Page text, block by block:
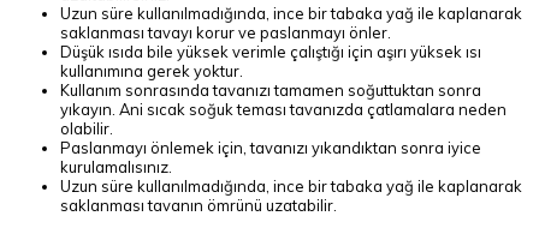
Uzun süre kullanılmadığında, ince bir tabaka yağ ile kaplanarak
saklanması tavayı korur ve paslanmayı önler.
Düşük ısıda bile yüksek verimle çalıştığı için aşırı yüksek ısı
kullanımına gerek yoktur.
Kullanım sonrasında tavanızı tamamen soğuttuktan sonra
yıkayın. Ani sıcak soğuk teması tavanızda çatlamalara neden
olabilir.
Paslanmayı önlemek için, tavanızı yıkandıktan sonra iyice
kurulamalısınız.
Uzun süre kullanılmadığında, ince bir tabaka yağ ile kaplanarak
saklanması tavanın ömrünü uzatabilir.